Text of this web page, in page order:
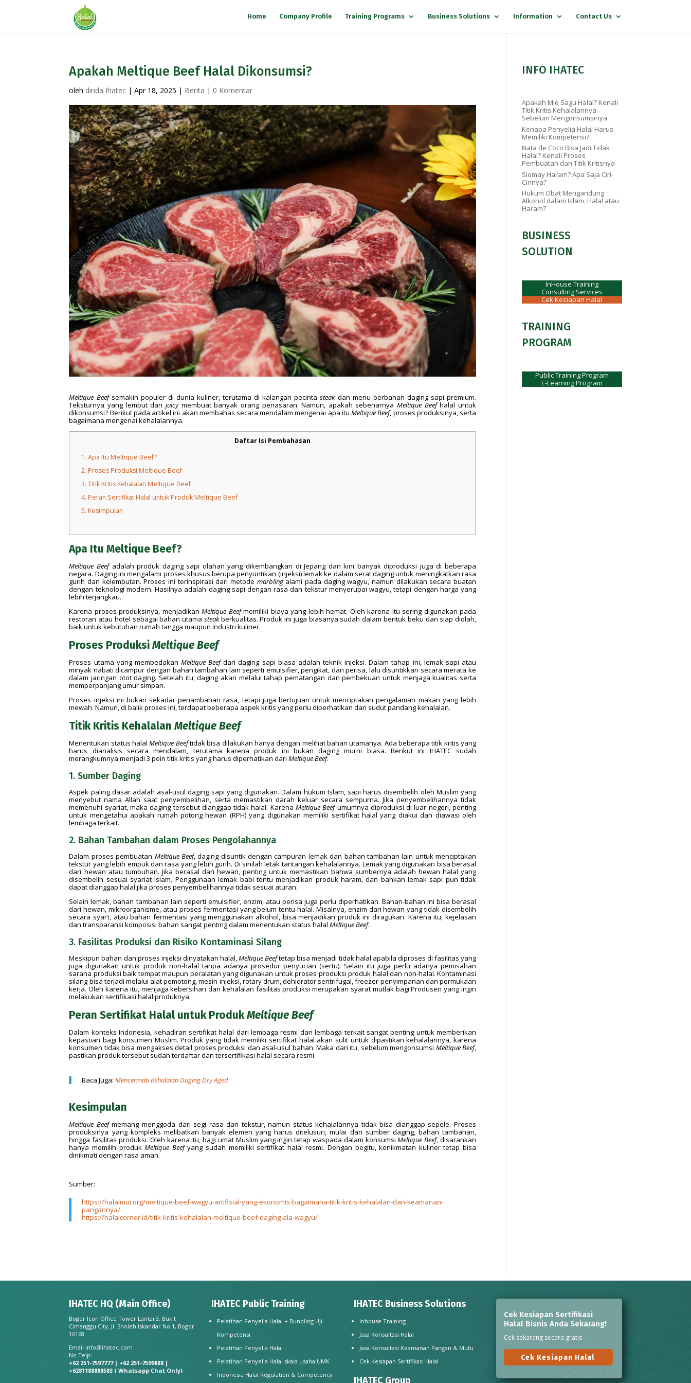
Home Company Profile Training Programs Business Solutions Information Contact Us
Apakah Meltique Beef Halal Dikonsumsi?
oleh dinda Ihatec |Apr 18, 2025 | Berita | 0 Komentar
Meltique Beef semakin populer di dunia kuliner, terutama di kalangan pecintasteakdan menu berbahan daging sapi premium.
Teksturnya yang lembut dan juicymembuat banyak orang penasaran. Namun, apakah sebenarnyaMeltique Beefhalal untuk
dikonsumsi? Berikut pada artikel ini akan membahas secara mendalam mengenai apa ituMeltique Beef, proses produksinya, serta
bagaimana mengenai kehalalannya.
Daftar Isi Pembahasan
1. Apa Itu Meltique Beef?
2. Proses Produksi Meltique Beef
3. Titik Kritis Kehalalan Meltique Beef
4. Peran Sertifikat Halal untuk Produk Meltique Beef
5. Kesimpulan
Apa Itu Meltique Beef?
Meltique Beef adalah produk daging sapi olahan yang dikembangkan di Jepang dan kini banyak diproduksi juga di beberapa
negara. Daging ini mengalami proses khusus berupa penyuntikan (injeksi) lemak ke dalam serat daging untuk meningkatkan rasa
gurih dan kelembutan. Proses ini terinspirasi dari metode marblingalami pada daging wagyu, namun dilakukan secara buatan
dengan teknologi modern. Hasilnya adalah daging sapi dengan rasa dan tekstur menyerupai wagyu, tetapi dengan harga yang
lebih terjangkau.
Karena proses produksinya, menjadikanMeltique Beefmemiliki biaya yang lebih hemat. Oleh karena itu sering digunakan pada
restoran atau hotel sebagai bahan utama steakberkualitas. Produk ini juga biasanya sudah dalam bentuk beku dan siap diolah,
baik untuk kebutuhan rumah tangga maupun industri kuliner.
Proses ProduksiMeltique Beef
Proses utama yang membedakan Meltique Beefdari daging sapi biasa adalah teknik injeksi. Dalam tahap ini, lemak sapi atau
minyak nabati dicampur dengan bahan tambahan lain seperti emulsifier, pengikat, dan perisa, lalu disuntikkan secara merata ke
dalam jaringan otot daging. Setelah itu, daging akan melalui tahap pematangan dan pembekuan untuk menjaga kualitas serta
memperpanjang umur simpan.
Proses injeksi ini bukan sekadar penambahan rasa, tetapi juga bertujuan untuk menciptakan pengalaman makan yang lebih
mewah. Namun, di balik proses ini, terdapat beberapa aspek kritis yang perlu diperhatikan dari sudut pandang kehalalan.
Titik Kritis KehalalanMeltique Beef
Menentukan status halalMeltique Beeftidak bisa dilakukan hanya dengan melihat bahan utamanya. Ada beberapa titik kritis yang
harus dianalisis secara mendalam, terutama karena produk ini bukan daging murni biasa. Berikut ini IHATEC sudah
merangkumnya menjadi 3 poin titik kritis yang harus diperhatikan dariMeltique Beef.
1. Sumber Daging
Aspek paling dasar adalah asal-usul daging sapi yang digunakan. Dalam hukum Islam, sapi harus disembelih oleh Muslim yang
menyebut nama Allah saat penyembelihan, serta memastikan darah keluar secara sempurna. Jika penyembelihannya tidak
memenuhi syariat, maka daging tersebut dianggap tidak halal. Karena Meltique Beefumumnya diproduksi di luar negeri, penting
untuk mengetahui apakah rumah potong hewan (RPH) yang digunakan memiliki sertifikat halal yang diakui dan diawasi oleh
lembaga terkait.
2. Bahan Tambahan dalam Proses Pengolahannya
Dalam proses pembuatan Meltique Beef, daging disuntik dengan campuran lemak dan bahan tambahan lain untuk menciptakan
tekstur yang lebih empuk dan rasa yang lebih gurih. Di sinilah letak tantangan kehalalannya. Lemak yang digunakan bisa berasal
dari hewan atau tumbuhan. Jika berasal dari hewan, penting untuk memastikan bahwa sumbernya adalah hewan halal yang
disembelih sesuai syariat Islam. Penggunaan lemak babi tentu menjadikan produk haram, dan bahkan lemak sapi pun tidak
dapat dianggap halal jika proses penyembelihannya tidak sesuai aturan.
Selain lemak, bahan tambahan lain seperti emulsifier, enzim, atau perisa juga perlu diperhatikan. Bahan-bahan ini bisa berasal
dari hewan, mikroorganisme, atau proses fermentasi yang belum tentu halal. Misalnya, enzim dari hewan yang tidak disembelih
secara syar’i, atau bahan fermentasi yang menggunakan alkohol, bisa menjadikan produk ini diragukan. Karena itu, kejelasan
dan transparansi komposisi bahan sangat penting dalam menentukan status halalMeltique Beef.
3. Fasilitas Produksi dan Risiko Kontaminasi Silang
Meskipun bahan dan proses injeksi dinyatakan halal,Meltique Beeftetap bisa menjadi tidak halal apabila diproses di fasilitas yang
juga digunakan untuk produk non-halal tanpa adanya prosedur penyucian (sertu). Selain itu juga perlu adanya pemisahan
sarana produksi baik tempat maupun peralatan yang digunakan untuk proses produksi produk halal dan non-halal. Kontaminasi
silang bisa terjadi melalui alat pemotong, mesin injeksi, rotary drum, dehidrator sentrifugal, freezer penyimpanan dan permukaan
kerja. Oleh karena itu, menjaga kebersihan dan kehalalan fasilitas produksi merupakan syarat mutlak bagi Produsen yang ingin
melakukan sertifikasi halal produknya.
Peran Sertifikat Halal untuk ProdukMeltique Beef
Dalam konteks Indonesia, kehadiran sertifikat halal dari lembaga resmi dari lembaga terkait sangat penting untuk memberikan
kepastian bagi konsumen Muslim. Produk yang tidak memiliki sertifikat halal akan sulit untuk dipastikan kehalalannya, karena
konsumen tidak bisa mengakses detail proses produksi dan asal-usul bahan. Maka dari itu, sebelum mengonsumsi Meltique Beef,
pastikan produk tersebut sudah terdaftar dan tersertifikasi halal secara resmi.
Baca Juga:Mencermati Kehalalan Daging Dry Aged
Kesimpulan
Meltique Beefmemang menggoda dari segi rasa dan tekstur, namun status kehalalannya tidak bisa dianggap sepele. Proses
produksinya yang kompleks melibatkan banyak elemen yang harus ditelusuri, mulai dari sumber daging, bahan tambahan,
hingga fasilitas produksi. Oleh karena itu, bagi umat Muslim yang ingin tetap waspada dalam konsumsiMeltique Beef, disarankan
hanya memilih produkMeltique Beefyang sudah memiliki sertifikat halal resmi. Dengan begitu, kenikmatan kuliner tetap bisa
dinikmati dengan rasa aman.
Sumber:
https://halalmui.org/meltique-beef-wagyu-artifisial-yang-ekonomis-bagaimana-titik-kritis-kehalalan-dan-keamanan-
pangannya/
https://halalcorner.id/titik-kritis-kehalalan-meltique-beef-daging-ala-wagyu/
INFO IHATEC
Apakah Mie Sagu Halal? Kenali
Titik Kritis Kehalalannya
Sebelum Mengonsumsinya
Kenapa Penyelia Halal Harus
Memiliki Kompetensi?
Nata de Coco Bisa Jadi Tidak
Halal? Kenali Proses
Pembuatan dan Titik Kritisnya
Siomay Haram? Apa Saja Ciri-
Cirinya?
Hukum Obat Mengandung
Alkohol dalam Islam, Halal atau
Haram?
BUSINESS
SOLUTION
InHouse Training
Consulting Services
Cek Kesiapan Halal
TRAINING
PROGRAM
Public Training Program
E-Learning Program
IHATEC HQ (Main Office)
Bogor Icon Office Tower Lantai 3, Bukit
Cimanggu City, Jl. Sholeh Iskandar No.1, Bogor
16168.
Email info@ihatec.com
No Telp:
+62 251-7597777 | +62 251-7599888 |
+6281188888583 ( Whatsapp Chat Only)
IHATEC Public Training
Pelatihan Penyelia Halal + Bundling Uji
Kompetensi
Pelatihan Penyelia Halal
Pelatihan Penyelia Halal skala usaha UMK
Indonesia Halal Regulation & Competency
IHATEC Business Solutions
Inhouse Training
Jasa Konsultasi Halal
Jasa Konsultasi Keamanan Pangan & Mutu
Cek Kesiapan Sertifikasi Halal
IHATEC Group
Cek Kesiapan Sertifikasi
Halal Bisnis Anda Sekarang!
Cek sekarang secara gratis
Cek Kesiapan Halal